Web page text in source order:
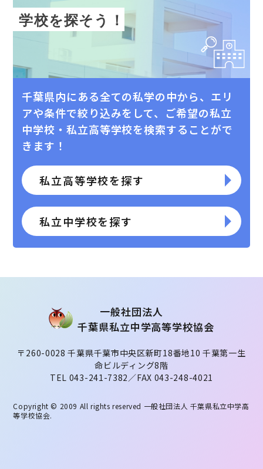
学校を探そう！
千葉県内にある全ての私学の中から、エリ
アや条件で絞り込みをして、 ご希望の私⽴
中学校・私⽴⾼等学校を検索することがで
きます！
私立高等学校を探す
私立中学校を探す
⼀般社団法⼈
千葉県私⽴中学⾼等学校協会
〒260-0028 千葉県千葉市中央区新町18番地10 千葉第一生
命ビルディング8階
TEL 043-241-7382／FAX 043-248-4021
Copyright © 2009 All rights reserved 一般社団法人 千葉県私立中学高
等学校協会.